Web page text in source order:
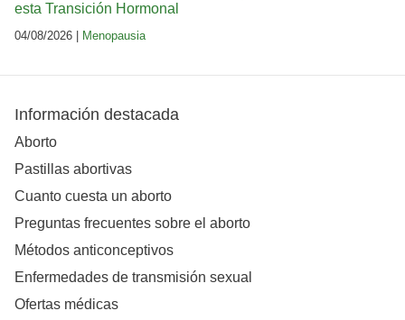
esta Transición Hormonal
04/08/2026 | Menopausia
Información destacada
Aborto
Pastillas abortivas
Cuanto cuesta un aborto
Preguntas frecuentes sobre el aborto
Métodos anticonceptivos
Enfermedades de transmisión sexual
Ofertas médicas